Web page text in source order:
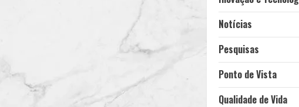
Notícias
Pesquisas
Ponto de Vista
Qualidade de Vida